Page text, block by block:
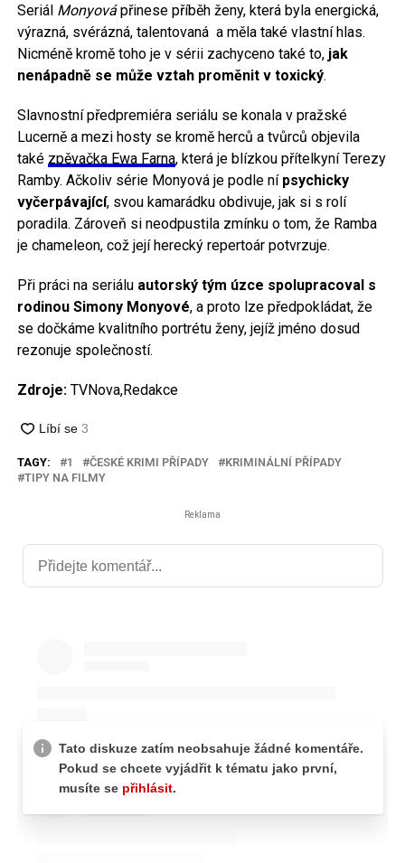
Seriál Monyovápřinese příběh ženy, která byla energická,
výrazná, svérázná, talentovaná a měla také vlastní hlas.
Nicméně kromě toho je v sérii zachyceno také to, jak
nenápadně se může vztah proměnit v toxický.
Slavnostní předpremiéra seriálu se konala v pražské
Lucerně a mezi hosty se kromě herců a tvůrců objevila
také zpěvačka Ewa Farna, která je blízkou přítelkyní Terezy
Ramby. Ačkoliv série Monyová je podle ní psychicky
vyčerpávající, svou kamarádku obdivuje, jak si s rolí
poradila. Zároveň si neodpustila zmínku o tom, že Ramba
je chameleon, což její herecký repertoár potvrzuje.
Při práci na seriálu autorský tým úzce spolupracoval s
rodinou Simony Monyové, a proto lze předpokládat, že
se dočkáme kvalitního portrétu ženy, jejíž jméno dosud
rezonuje společností.
Zdroje: TVNova,Redakce
TAGY: 1 ČESKÉ KRIMI PŘÍPADY
KRIMINÁLNÍ PŘÍPADY
TIPY NA FILMY
Reklama